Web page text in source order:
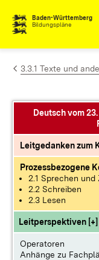
Zum Inhalt
Baden-Württemberg
Bildungspläne
3.3.1 Texte und
Deutsch vom
Leitgedanken zum
Prozessbezogene
2.1 Sprechen und
2.2 Schreiben
2.3 Lesen
Leitperspektiven [+]
Operatoren
Anhänge zu